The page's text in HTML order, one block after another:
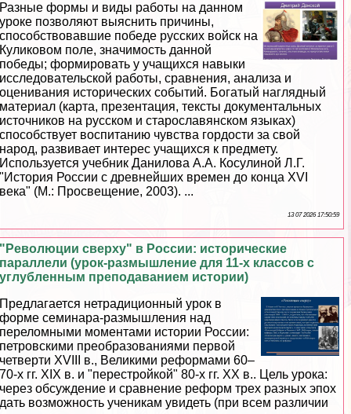
Разные формы и виды работы на данном
уроке позволяют выяснить причины,
способствовавшие победе русских войск на
Куликовом поле, значимость данной
победы; формировать у учащихся навыки
исследовательской работы, сравнения, анализа и
оценивания исторических событий. Богатый наглядный
материал (карта, презентация, тексты документальных
источников на русском и старославянском языках)
способствует воспитанию чувства гордости за свой
народ, развивает интерес учащихся к предмету.
Используется учебник Данилова А.А. Косулиной Л.Г.
"История России с древнейших времен до конца XVI
века" (М.: Просвещение, 2003). ...
13 07 2026 17:50:59
"Революции сверху" в России: исторические
параллели (урок-размышление для 11-х классов с
углубленным преподаванием истории)
Предлагается нетрадиционный урок в
форме семинара-размышления над
переломными моментами истории России:
петровскими преобразованиями первой
четверти XVIII в., Великими реформами 60–
70-х гг. XIX в. и "перестройкой" 80-х гг. ХХ в.. Цель урока:
через обсуждение и сравнение реформ трех разных эпох
дать возможность ученикам увидеть (при всем различии